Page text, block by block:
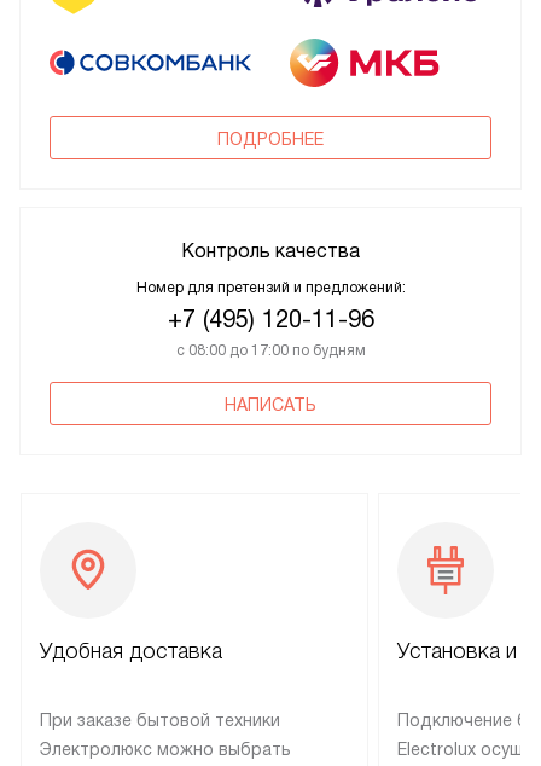
ПОДРОБНЕЕ
Контроль качества
Номер для претензий и предложений:
+7 (495) 120-11-96
с 08:00 до 17:00 по будням
НАПИСАТЬ
Удобная доставка
При заказе бытовой техники
Электролюкс можно выбрать
Установка и
Подключение
Electrolux